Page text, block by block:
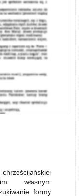
własnym
formy